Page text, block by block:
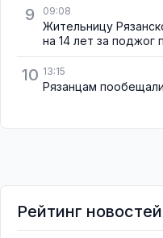
9 09:08
Жительницу
на 14 лет за поджог
10 13:15
Рязанцам
Рейтинг новостей